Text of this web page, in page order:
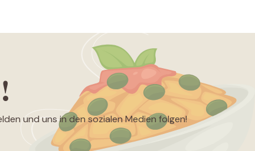
und uns in den sozialen Medien folgen!